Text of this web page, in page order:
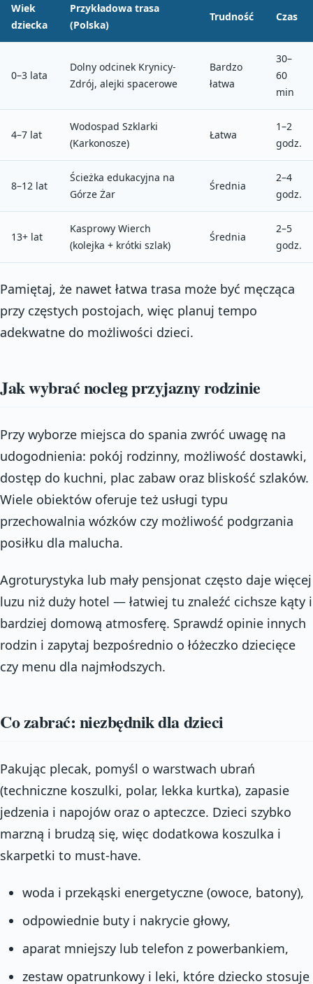
Wiek
dziecka
Przykładowa trasa
(Polska)
Trudność Czas
0–3 lata
Dolny odcinek Krynicy-
Zdrój, alejki spacerowe
Bardzo
łatwa
30–
60
min
4–7 lat
Wodospad Szklarki
(Karkonosze)
Łatwa
1–2
godz.
8–12 lat
Ścieżka edukacyjna na
Górze Żar
Średnia
2–4
godz.
13+ lat
Kasprowy Wierch
(kolejka + krótki szlak)
Średnia
2–5
godz.
Pamiętaj, że nawet łatwa trasa może być męcząca
przy częstych postojach, więc planuj tempo
adekwatne do możliwości dzieci.
Jak wybrać nocleg przyjazny rodzinie
Przy wyborze miejsca do spania zwróć uwagę na
udogodnienia: pokój rodzinny, możliwość dostawki,
dostęp do kuchni, plac zabaw oraz bliskość szlaków.
Wiele obiektów oferuje też usługi typu
przechowalnia wózków czy możliwość podgrzania
posiłku dla malucha.
Agroturystyka lub mały pensjonat często daje więcej
luzu niż duży hotel — łatwiej tu znaleźć cichsze kąty i
bardziej domową atmosferę. Sprawdź opinie innych
rodzin i zapytaj bezpośrednio o łóżeczko dziecięce
czy menu dla najmłodszych.
Co zabrać: niezbędnik dla dzieci
Pakując plecak, pomyśl o warstwach ubrań
(techniczne koszulki, polar, lekka kurtka), zapasie
jedzenia i napojów oraz o apteczce. Dzieci szybko
marzną i brudzą się, więc dodatkowa koszulka i
skarpetki to must-have.
woda i przekąski energetyczne (owoce, batony),
odpowiednie buty i nakrycie głowy,
aparat mniejszy lub telefon z powerbankiem,
zestaw opatrunkowy i leki, które dziecko stosuje